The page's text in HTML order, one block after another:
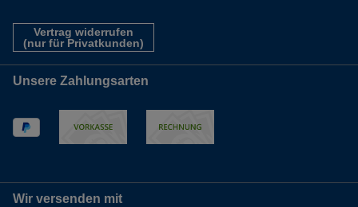
Vertrag widerrufen
(nur für Privatkunden)
Unsere Zahlungsarten
Wir versenden mit